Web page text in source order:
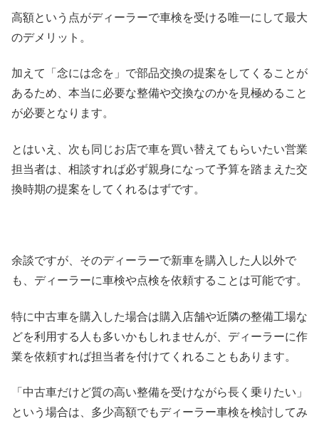
高額という点がディーラーで車検を受ける唯一にして最大
のデメリット。
加えて「念には念を」で部品交換の提案をしてくることが
あるため、本当に必要な整備や交換なのかを見極めること
が必要となります。
とはいえ、次も同じお店で車を買い替えてもらいたい営業
担当者は、相談すれば必ず親身になって予算を踏まえた交
換時期の提案をしてくれるはずです。
余談ですが、そのディーラーで新車を購入した人以外で
も、ディーラーに車検や点検を依頼することは可能です。
特に中古車を購入した場合は購入店舗や近隣の整備工場な
どを利用する人も多いかもしれませんが、ディーラーに作
業を依頼すれば担当者を付けてくれることもあります。
「中古車だけど質の高い整備を受けながら長く乗りたい」
という場合は、多少高額でもディーラー車検を検討してみ